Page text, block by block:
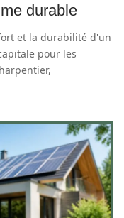
durable
et la durabilité d'un
pour les